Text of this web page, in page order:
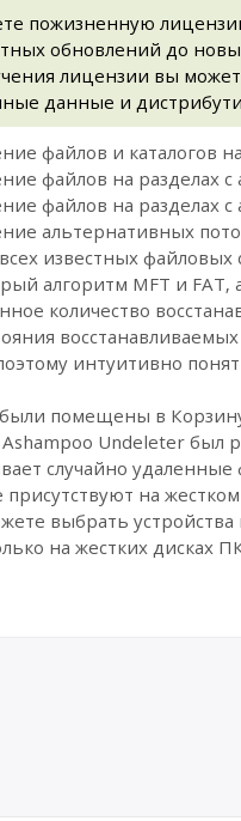
пожизненную
обновлений до
лицензии вы
данные и
файлов и каталогов
файлов на разделах
файлов на разделах
альтернативных
известных файловых
алгоритм MFT и FAT,
количество
интуитивно
помещены в
Undeleter был
случайно
на
выбрать
на жестких дисках